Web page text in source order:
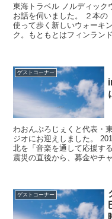
東海トラベル ノルディック
お話を伺いました。 ２本の
使って歩く新しいウォーキ
ク。もともとはフィンラン
ゲストコーナー
わおんぷろじぇくと代表・
ジオにお迎えしました。
北を「音楽を通して応援す
震災の直後から、募金やチ
ゲストコーナー